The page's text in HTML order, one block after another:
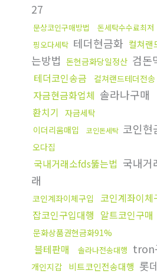
27
문상코인구매방법 돈세탁수수료최저
핑오다세탁 테더현금화 컬쳐랜
는방법 돈현금화당일정산 검돈
테더코인송금
컬쳐랜드테더전송
자금현금화업체 솔라나구매
환치기 자금세탁
이더리움매입
코인돈세탁 코인현
오다집
국내거래소fds뚫는법 국내거
래
코인계좌이체구입 코인계좌이체
잡코인구입대행 알트코인구매
문화상품권현금화91%
블테판매 솔라나전송대행 tron
개인지갑 비트코인전송대행 롯